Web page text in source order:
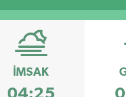
İMSAK